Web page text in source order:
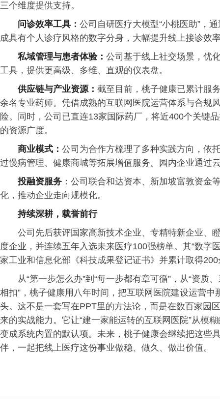
三个维度提供支持。
问诊效率工具： 公司自研医疗大模型“小桃医助”，
成具有个人诊疗风格的数字分身，大幅提升线上接诊效
私域管理与患者体验： 公司基于线上社交场景，优
工具，提供更高级、多维、直观的仪表盘。
供应链与产业资源： 截至目前，桃子健康已累计服
余名专业药师。凭借成熟的互联网医院运营体系与合规
险。同时，公司已直连13家国际药厂，将近400个关键
的资源广度。
商业模式： 公司为合作方梳理了多种实践方向，依
过慢病管理、健康商城等拓展增值服务。园内企业通过
投融资服务 ：公司联合和达资本、新加坡富敦资金
化，推动企业走向规模化。
持续深耕，载誉前行
公司先后获评国家高新技术企业、专精特新企业、
度企业，并连续五年入选未来医疗100强榜单。其“数字
家工业和信息化部《科技成果登记证书》并累计取得
从“第一步怎么办”到“每一步都有章可循”，从“资质
相扣”，桃子健康用八年时间，把互联网医院建设运营
头。这不是一套写在PPT里的方法论，而是在数百家园
来的实战能力。它让“建一家能运转的互联网医院”从模
变成系统内置的默认项。未来，桃子健康会继续把这些
伴，一起把线上医疗这份事业做稳、做久、做出价值。